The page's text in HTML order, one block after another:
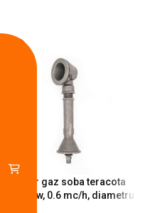
Arzator gaz soba teracota
A600, 6 kw, 0.6 mc/h, diametru